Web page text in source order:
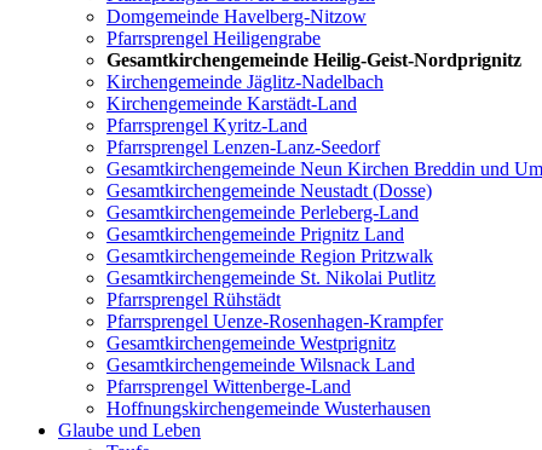
Domgemeinde Havelberg-Nitzow
Pfarrsprengel Heiligengrabe
Gesamtkirchengemeinde Heilig-Geist-Nordprignitz
Kirchengemeinde Jäglitz-Nadelbach
Kirchengemeinde Karstädt-Land
Pfarrsprengel Kyritz-Land
Pfarrsprengel Lenzen-Lanz-Seedorf
Gesamtkirchengemeinde Neun Kirchen Breddin und
Gesamtkirchengemeinde Neustadt (Dosse)
Gesamtkirchengemeinde Perleberg-Land
Gesamtkirchengemeinde Prignitz Land
Gesamtkirchengemeinde Region Pritzwalk
Gesamtkirchengemeinde St. Nikolai Putlitz
Pfarrsprengel Rühstädt
Pfarrsprengel Uenze-Rosenhagen-Krampfer
Gesamtkirchengemeinde Westprignitz
Gesamtkirchengemeinde Wilsnack Land
Pfarrsprengel Wittenberge-Land
Hoffnungskirchengemeinde Wusterhausen
Glaube und Leben